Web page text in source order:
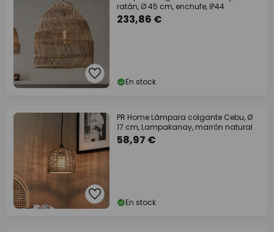
ratán, Ø 45 cm, enchufe, IP44
233,86 €
En stock
PR Home Lámpara colgante Cebu, Ø
17 cm, Lampakanay, marrón natural
58,97 €
En stock